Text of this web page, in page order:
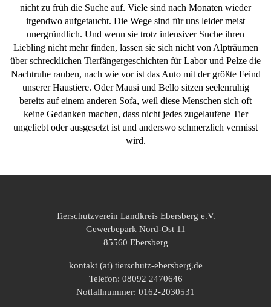
nicht zu früh die Suche auf. Viele sind nach Monaten wieder
irgendwo aufgetaucht. Die Wege sind für uns leider meist
unergründlich. Und wenn sie trotz intensiver Suche ihren
Liebling nicht mehr finden, lassen sie sich nicht von Alpträumen
über schrecklichen Tierfängergeschichten für Labor und Pelze die
Nachtruhe rauben, nach wie vor ist das Auto mit der größte Feind
unserer Haustiere. Oder Mausi und Bello sitzen seelenruhig
bereits auf einem anderen Sofa, weil diese Menschen sich oft
keine Gedanken machen, dass nicht jedes zugelaufene Tier
ungeliebt oder ausgesetzt ist und anderswo schmerzlich vermisst
wird.
Tierschutzverein Landkreis Ebersberg e.V.
Gewerbepark Nord-Ost 11
85560 Ebersberg
kontakt (at) tierschutz-ebersberg.de
Telefon: 08092 2470646
Notfallnummer: 0162-2030531